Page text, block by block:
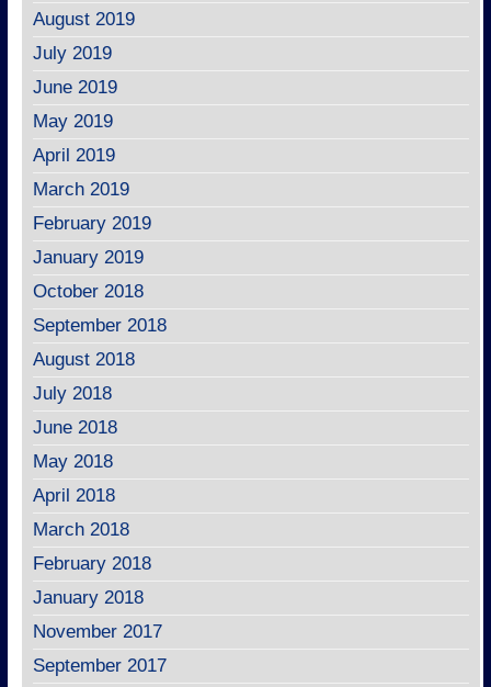
August 2019
July 2019
June 2019
May 2019
April 2019
March 2019
February 2019
January 2019
October 2018
September 2018
August 2018
July 2018
June 2018
May 2018
April 2018
March 2018
February 2018
January 2018
November 2017
September 2017